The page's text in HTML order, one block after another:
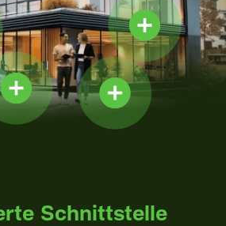
Schnittstelle